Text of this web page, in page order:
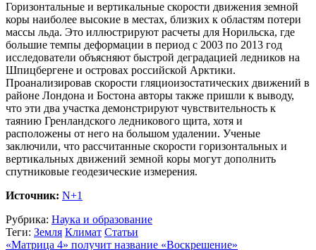
Горизонтальные и вертикальные скорости движения земной
коры наиболее высокие в местах, близких к областям потери
массы льда. Это иллюстрируют расчеты для Норильска, где
большие темпы деформации в период с 2003 по 2013 год
исследователи объясняют быстрой деградацией ледников на
Шпицбергене и островах российской Арктики.
Проанализировав скорости гляциоизостатических движений в
районе Лондона и Бостона авторы также пришли к выводу,
что эти два участка демонстрируют чувствительность к
таянию Гренландского ледникового щита, хотя и
расположены от него на большом удалении. Ученые
заключили, что рассчитанные скорости горизонтальных и
вертикальных движений земной коры могут дополнить
спутниковые геодезические измерения.
Источник: N+1
Рубрика: Наука и образование
Теги: Земля Климат Статьи
«Матрица 4» получит название «Воскрешение»